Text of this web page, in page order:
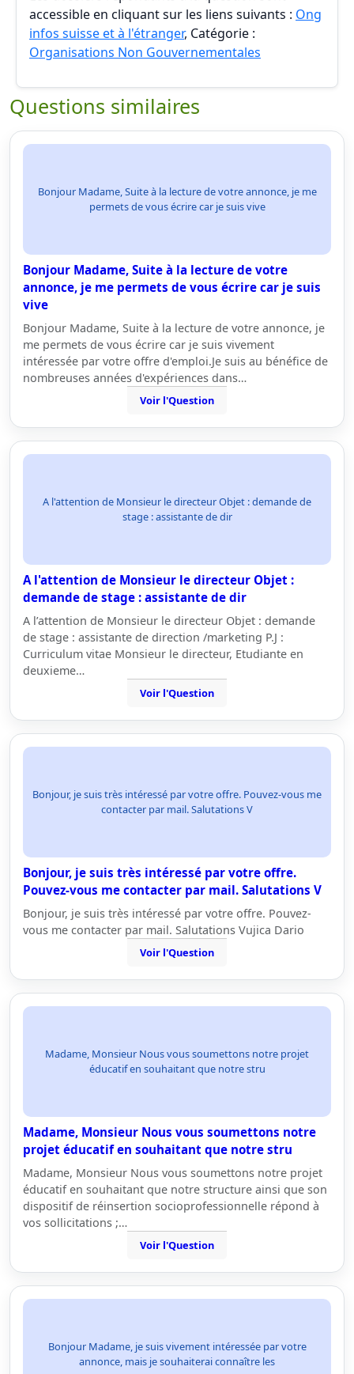
accessible en cliquant sur les liens suivants : Ong
infos suisse et à l'étranger, Catégorie :
Organisations Non Gouvernementales
Questions similaires
Bonjour Madame, Suite à la lecture de votre annonce, je me
permets de vous écrire car je suis vive
Bonjour Madame, Suite à la lecture de votre
annonce, je me permets de vous écrire car je suis
vive
Bonjour Madame, Suite à la lecture de votre annonce, je
me permets de vous écrire car je suis vivement
intéressée par votre offre d'emploi.Je suis au bénéfice de
nombreuses années d'expériences dans…
Voir l'Question
A l'attention de Monsieur le directeur Objet : demande de
stage : assistante de dir
A l'attention de Monsieur le directeur Objet :
demande de stage : assistante de dir
A l’attention de Monsieur le directeur Objet : demande
de stage : assistante de direction /marketing P.J :
Curriculum vitae Monsieur le directeur, Etudiante en
deuxieme…
Voir l'Question
Bonjour, je suis très intéressé par votre offre. Pouvez-vous me
contacter par mail. Salutations V
Bonjour, je suis très intéressé par votre offre.
Pouvez-vous me contacter par mail. Salutations V
Bonjour, je suis très intéressé par votre offre. Pouvez-
vous me contacter par mail. Salutations Vujica Dario
Voir l'Question
Madame, Monsieur Nous vous soumettons notre projet
éducatif en souhaitant que notre stru
Madame, Monsieur Nous vous soumettons notre
projet éducatif en souhaitant que notre stru
Madame, Monsieur Nous vous soumettons notre projet
éducatif en souhaitant que notre structure ainsi que son
dispositif de réinsertion socioprofessionnelle répond à
vos sollicitations ;…
Voir l'Question
Bonjour Madame, je suis vivement intéressée par votre
annonce, mais je souhaiterai connaître les